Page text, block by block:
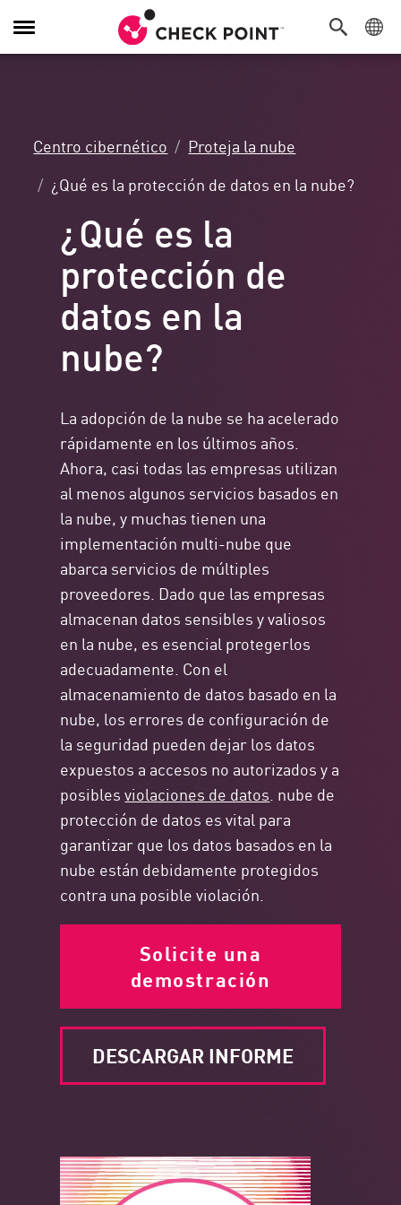
Alternar
navegación
Centro cibernético
Proteja la nube
¿Qué es la protección de datos en la nube?
¿Qué es la
protección de
datos en la
nube?
La adopción de la nube se ha acelerado
rápidamente en los últimos años.
Ahora, casi todas las empresas utilizan
al menos algunos servicios basados en
la nube, y muchas tienen una
implementación multi-nube que
abarca servicios de múltiples
proveedores. Dado que las empresas
almacenan datos sensibles y valiosos
en la nube, es esencial protegerlos
adecuadamente. Con el
almacenamiento de datos basado en la
nube, los errores de configuración de
la seguridad pueden dejar los datos
expuestos a accesos no autorizados y a
posiblesviolaciones de datos. nube de
protección de datos es vital para
garantizar que los datos basados en la
nube están debidamente protegidos
contra una posible violación.
Solicite una
demostración
DESCARGAR INFORME